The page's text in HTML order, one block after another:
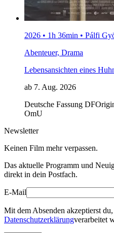
2026 • 1h 36min • Pálfi
Abenteuer, Drama
Lebensansichten eines
ab 7. Aug. 2026
Deutsche Fassung DF
OmU
Newsletter
Keinen Film mehr verpassen.
Das aktuelle Programm und
direkt in dein Postfach.
E-Mail
Mit dem Absenden akzeptierst
Datenschutzerklärungverarbeitet